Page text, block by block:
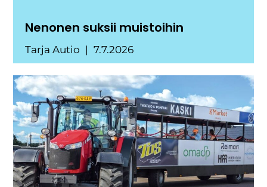
Nenonen suksii muistoihin
Tarja Autio 7.7.2026